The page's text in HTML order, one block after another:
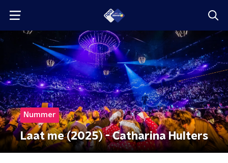
Nummer
Laat me (2025) - Catharina Hulters